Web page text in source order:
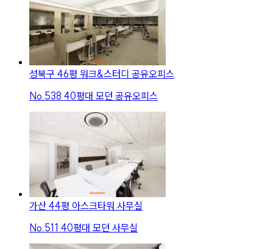
성북구 46평 워크&스터디 공유오피스
No. 538 40평대 모던 공유오피스
가산 44평 아스크타워 사무실
No. 511 40평대 모던 사무실